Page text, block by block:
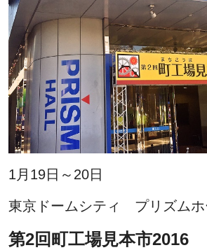
1月19日～20日
東京ドームシティ プリズムホ
第2回町工場見本市2016